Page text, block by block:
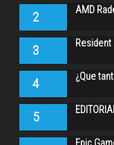
2 AMD
3 Resident
4 ¿Que
5